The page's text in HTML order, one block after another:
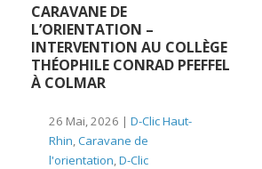
CARAVANE DE
L’ORIENTATION –
INTERVENTION AU COLLÈGE
THÉOPHILE CONRAD PFEFFEL
À COLMAR
26 Mai, 2026 | D-Clic Haut-
Rhin,Caravane de
l'orientation,D-Clic